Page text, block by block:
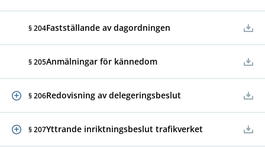
§ 204Fastställande av dagordningen
§ 205Anmälningar för kännedom
§ 206Redovisning av delegeringsbeslut
§ 207Yttrande inriktningsbeslut trafikverket